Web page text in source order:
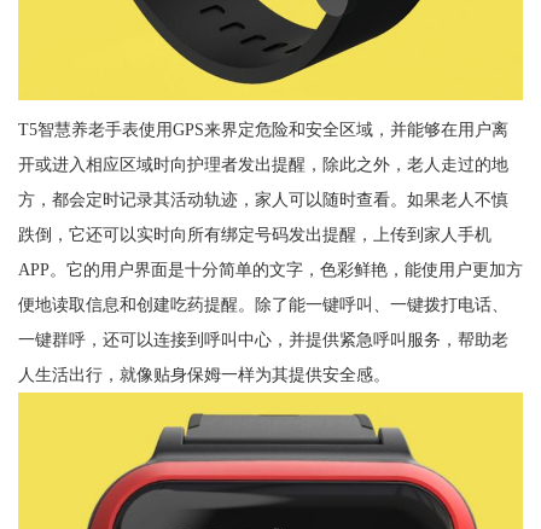
T5智慧养老手表使用GPS来界定危险和安全区域，并能够在用户离
开或进入相应区域时向护理者发出提醒，除此之外，老人走过的地
方，都会定时记录其活动轨迹，家人可以随时查看。如果老人不慎
跌倒，它还可以实时向所有绑定号码发出提醒，上传到家人手机
APP。它的用户界面是十分简单的文字，色彩鲜艳，能使用户更加方
便地读取信息和创建吃药提醒。除了能一键呼叫、一键拨打电话、
一键群呼，还可以连接到呼叫中心，并提供紧急呼叫服务，帮助老
人生活出行，就像贴身保姆一样为其提供安全感。